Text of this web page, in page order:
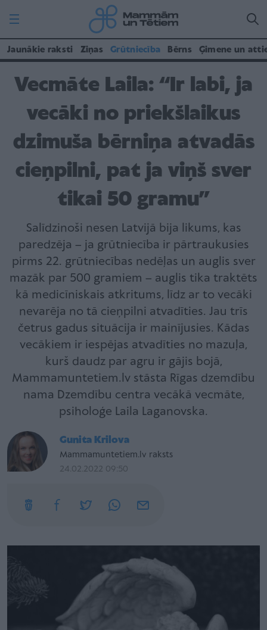
Jaunākie raksti Ziņas Grūtniecība Bērns Ģimene un
Vecmāte Laila: “Ir labi, ja
vecāki no priekšlaikus
dzimuša bērniņa atvadās
cieņpilni, pat ja viņš sver
tikai 50 gramu”
Salīdzinoši nesen Latvijā bija likums, kas
paredzēja – ja grūtniecība ir pārtraukusies
pirms 22. grūtniecības nedēļas un auglis sver
mazāk par 500 gramiem – auglis tika traktēts
kā medicīniskais atkritums, līdz ar to vecāki
nevarēja no tā cieņpilni atvadīties. Jau trīs
četrus gadus situācija ir mainījusies. Kādas
vecākiem ir iespējas atvadīties no mazuļa,
kurš daudz par agru ir gājis bojā,
Mammamuntetiem.lv stāsta Rīgas dzemdību
nama Dzemdību centra vecākā vecmāte,
psiholoģe Laila Laganovska.
Gunita Krilova
Mammamuntetiem.lv raksts
24.02.2022 09:50